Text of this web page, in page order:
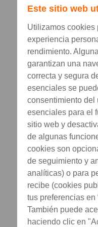
Este sitio web
Utilizamos cookies
experiencia
rendimiento.
garantizan una
correcta y segura
esenciales se
consentimiento del
esenciales para el
sitio web y
de algunas
cookies son
de seguimiento y
analíticas) o para
recibe (cookies
tus preferencias en
También puede
haciendo clic en